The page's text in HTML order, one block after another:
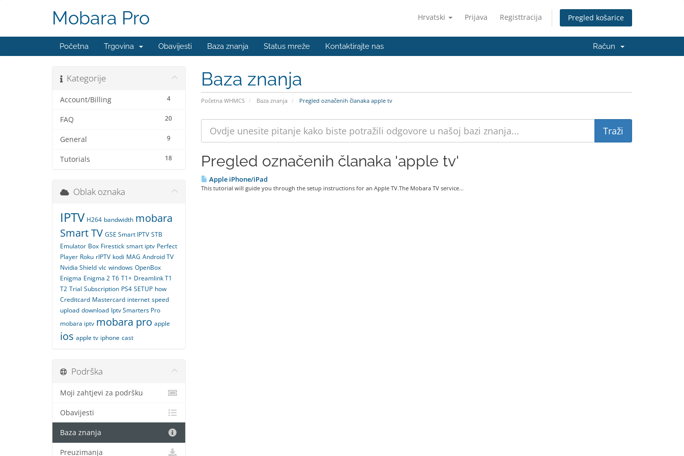
Hrvatski Prijava Registtracija Pregled košarice
Mobara Pro
Početna Trgovina Obavijesti Baza znanja Status mreže Kontaktirajte nas Račun
Baza znanja
Početna WHMCS Baza znanja Pregled označenih članaka apple tv
Kategorije
4
Account/Billing
20
FAQ
9
General
18
Tutorials Pregled označenih članaka 'apple tv'
Apple iPhone/iPad
This tutorial will guide you through the setup instructions for an Apple TV.The Mobara TV service...
Oblak oznaka
IPTV H264 bandwidth mobara
Smart TV GSE Smart IPTV STB
Emulator Box Firestick smart iptv Perfect
Player Roku rIPTV kodi MAG Android TV
Nvidia Shield vlc windows OpenBox
Enigma Enigma 2 T6 T1+ Dreamlink T1
T2 Trial Subscription PS4 SETUP how
Creditcard Mastercard internet speed
upload download Iptv Smarters Pro
mobara iptv mobara pro apple
ios apple tv iphone cast
Podrška
Moji zahtjevi za podršku
Obavijesti
Baza znanja
Preuzimanja